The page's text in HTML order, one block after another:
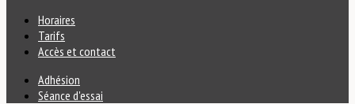
Horaires
Tarifs
Accès et contact
Adhésion
Séance d'essai